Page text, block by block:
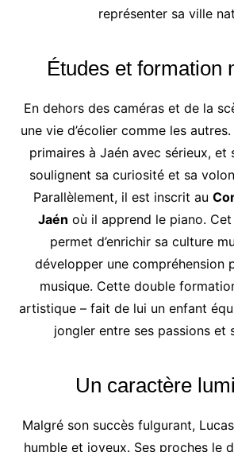
représenter sa ville
Études et formation
En dehors des caméras et de la
une vie d’écolier comme les
primaires à Jaén avec sérieux, et
soulignent sa curiosité et sa
Parallèlement, il est inscrit au
Jaén où il apprend le piano.
permet d’enrichir sa culture
développer une compréhension
musique. Cette double
artistique – fait de lui un enfant
jongler entre ses passions et
Un caractère
Malgré son succès fulgurant,
humble et joyeux. Ses proches le